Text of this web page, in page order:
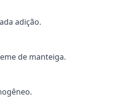
adição.
de manteiga.